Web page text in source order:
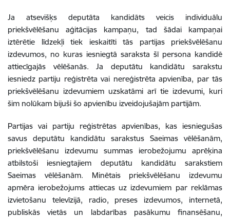
Ja atsevišķs deputāta kandidāts veicis individuālu
priekšvēlēšanu aģitācijas kampaņu, tad šādai kampaņai
iztērētie līdzekļi tiek ieskaitīti tās partijas priekšvēlēšanu
izdevumos, no kuras iesniegtā saraksta šī persona kandidē
attiecīgajās vēlēšanās. Ja deputātu kandidātu sarakstu
iesniedz partiju reģistrēta vai nereģistrēta apvienība, par tās
priekšvēlēšanu izdevumiem uzskatāmi arī tie izdevumi, kuri
šim nolūkam bijuši šo apvienību izveidojušajām partijām.
Partijas vai partiju reģistrētas apvienības, kas iesniegušas
savus deputātu kandidātu sarakstus Saeimas vēlēšanām,
priekšvēlēšanu izdevumu summas ierobežojumu aprēķina
atbilstoši iesniegtajiem deputātu kandidātu sarakstiem
Saeimas vēlēšanām. Minētais priekšvēlēšanu izdevumu
apmēra ierobežojums attiecas uz izdevumiem par reklāmas
izvietošanu televīzijā, radio, preses izdevumos, internetā,
publiskās vietās un labdarības pasākumu finansēšanu,